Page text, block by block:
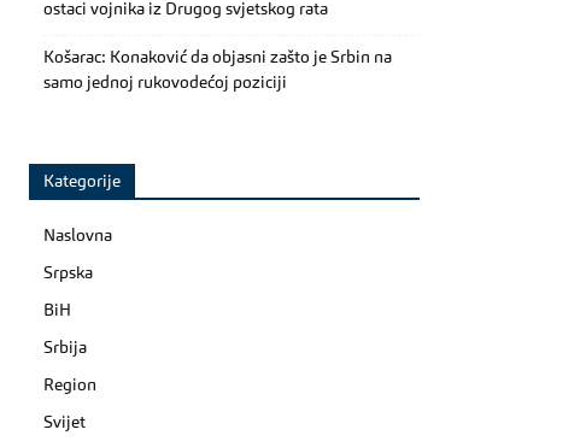
ostaci vojnika iz Drugog svjetskog rata
Košarac: Konaković da objasni zašto je Srbin na
samo jednoj rukovodećoj poziciji
Kategorije
Naslovna
Srpska
BiH
Srbija
Region
Svijet